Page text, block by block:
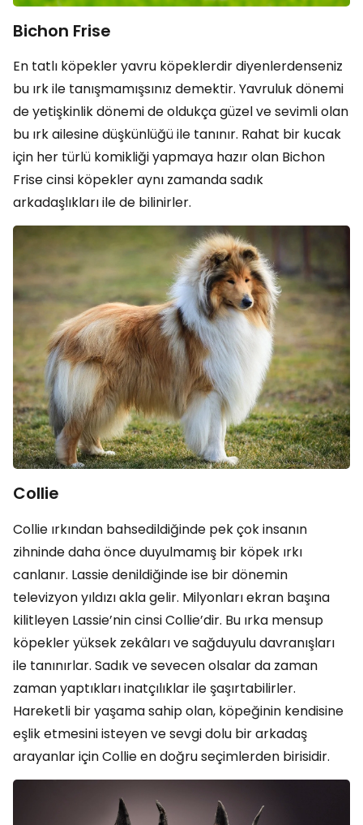
Bichon Frise
En tatlı köpekler yavru köpeklerdir diyenlerdenseniz
bu ırk ile tanışmamışsınız demektir. Yavruluk dönemi
de yetişkinlik dönemi de oldukça güzel ve sevimli olan
bu ırk ailesine düşkünlüğü ile tanınır. Rahat bir kucak
için her türlü komikliği yapmaya hazır olan Bichon
Frise cinsi köpekler aynı zamanda sadık
arkadaşlıkları ile de bilinirler.
Collie
Collie ırkından bahsedildiğinde pek çok insanın
zihninde daha önce duyulmamış bir köpek ırkı
canlanır. Lassie denildiğinde ise bir dönemin
televizyon yıldızı akla gelir. Milyonları ekran başına
kilitleyen Lassie’nin cinsi Collie’dir. Bu ırka mensup
köpekler yüksek zekâları ve sağduyulu davranışları
ile tanınırlar. Sadık ve sevecen olsalar da zaman
zaman yaptıkları inatçılıklar ile şaşırtabilirler.
Hareketli bir yaşama sahip olan, köpeğinin kendisine
eşlik etmesini isteyen ve sevgi dolu bir arkadaş
arayanlar için Collie en doğru seçimlerden birisidir.